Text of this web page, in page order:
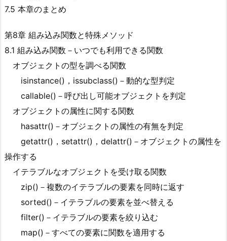
7.5 本章のまとめ
第8章 組み込み関数と特殊メソッド
8.1 組み込み関数－いつでも利用できる関数
オブジェクトの型を調べる関数
isinstance()，issubclass()－動的な型判定
callable()－呼び出し可能オブジェクトを判定
オブジェクトの属性に関する関数
hasattr()－オブジェクトの属性の有無を判定
getattr()，setattr()，delattr()－オブジェクトの属性を
操作する
イテラブルなオブジェクトを受け取る関数
zip()－複数のイテラブルの要素を同時に返す
sorted()－イテラブルの要素を並べ替える
filter()－イテラブルの要素を絞り込む
map()－すべての要素に関数を適用する